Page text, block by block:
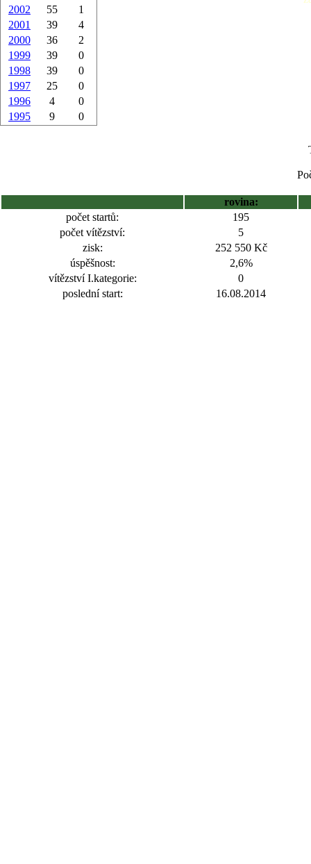
2002
55
1
2001
39
4
2000
36
2
1999
39
0
1998
39
0
1997
25
0
1996
4
0
1995
9 0
rovina:
počet startů:
195
počet vítězství:
5
zisk:
252 550 Kč
úspěšnost:
2,6%
vítězství I.kategorie:
0
poslední start:
16.08.2014